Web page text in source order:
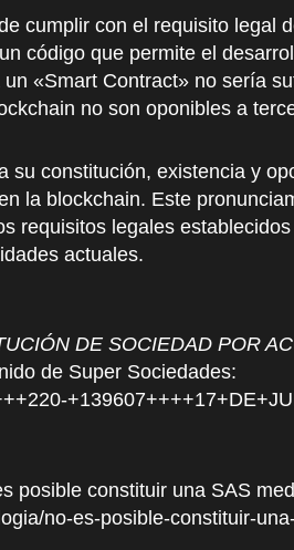
cumplir con el requisito legal
código que permite el
«Smart Contract» no sería
no son oponibles a
constitución, existencia y
la blockchain. Este
requisitos legales
actuales.
DE SOCIEDAD POR
de Super Sociedades:
posible constituir una SAS
no-es-posible-constituir-